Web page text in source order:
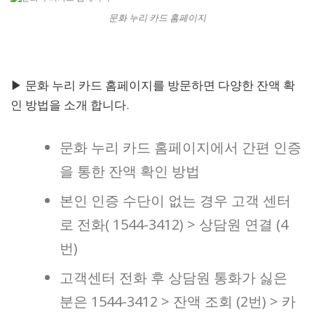
문화 누리 카드 홈페이지
▶ 문화 누리 카드 홈페이지를 방문하면 다양한 잔액 확
인 방법을 소개 합니다.
문화 누리 카드 홈페이지에서 간편 인증
을 통한 잔액 확인 방법
본인 인증 수단이 없는 경우 고객 센터
로 전화( 1544-3412) > 상담원 연결 (4
번)
고객센터 전화 후 상담원 통화가 싫은
분은 1544-3412 > 잔액 조회 (2번) > 카